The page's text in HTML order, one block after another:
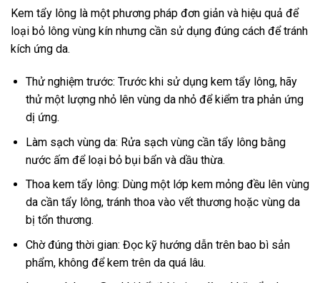
Kem tẩy lông là một phương pháp đơn giản và hiệu quả để
loại bỏ lông vùng kín nhưng cần sử dụng đúng cách để tránh
kích ứng da.
Thử nghiệm trước: Trước khi sử dụng kem tẩy lông, hãy
thử một lượng nhỏ lên vùng da nhỏ để kiểm tra phản ứng
dị ứng.
Làm sạch vùng da: Rửa sạch vùng cần tẩy lông bằng
nước ấm để loại bỏ bụi bẩn và dầu thừa.
Thoa kem tẩy lông: Dùng một lớp kem mỏng đều lên vùng
da cần tẩy lông, tránh thoa vào vết thương hoặc vùng da
bị tổn thương.
Chờ đúng thời gian: Đọc kỹ hướng dẫn trên bao bì sản
phẩm, không để kem trên da quá lâu.